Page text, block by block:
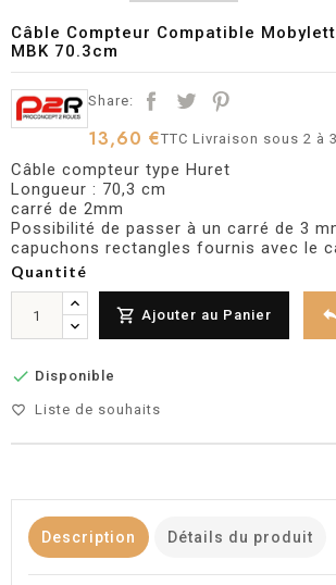
Câble Compteur Compatible
MBK 70.3cm
Share:
13,60 €TTCLivraison sous 2 à
Câble compteur type Huret
Longueur : 70,3 cm
carré de 2mm
Possibilité de passer à un carré de 3
capuchons rectangles fournis avec le
Quantité
 Ajouter au Panier
 Disponible
favorite_border Liste de souhaits
Description Détails du produit